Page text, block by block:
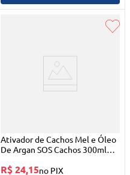
Ativador de Cachos Mel e Óleo
De Argan SOS Cachos 300ml
R$ 24,15no PIX